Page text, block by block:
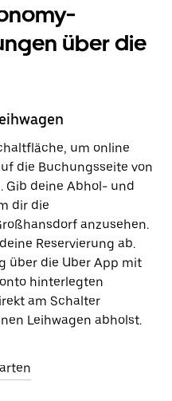
über die
um online
die Buchungsseite von
Gib deine Abhol- und
dir die
anzusehen.
Reservierung ab.
über die Uber App mit
hinterlegten
am Schalter
Leihwagen abholst.